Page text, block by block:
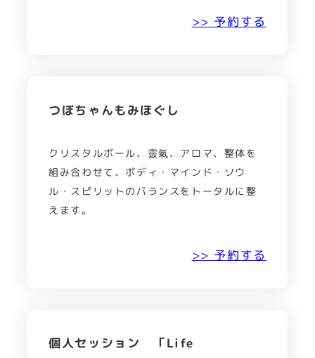
>> 予約する
つぼちゃんもみほぐし
クリスタルボール、靈氣、アロマ、整体を
組み合わせて、ボディ・マインド・ソウ
ル・スピリットのバランスをトータルに整
えます。
>> 予約する
個人セッション 「Life